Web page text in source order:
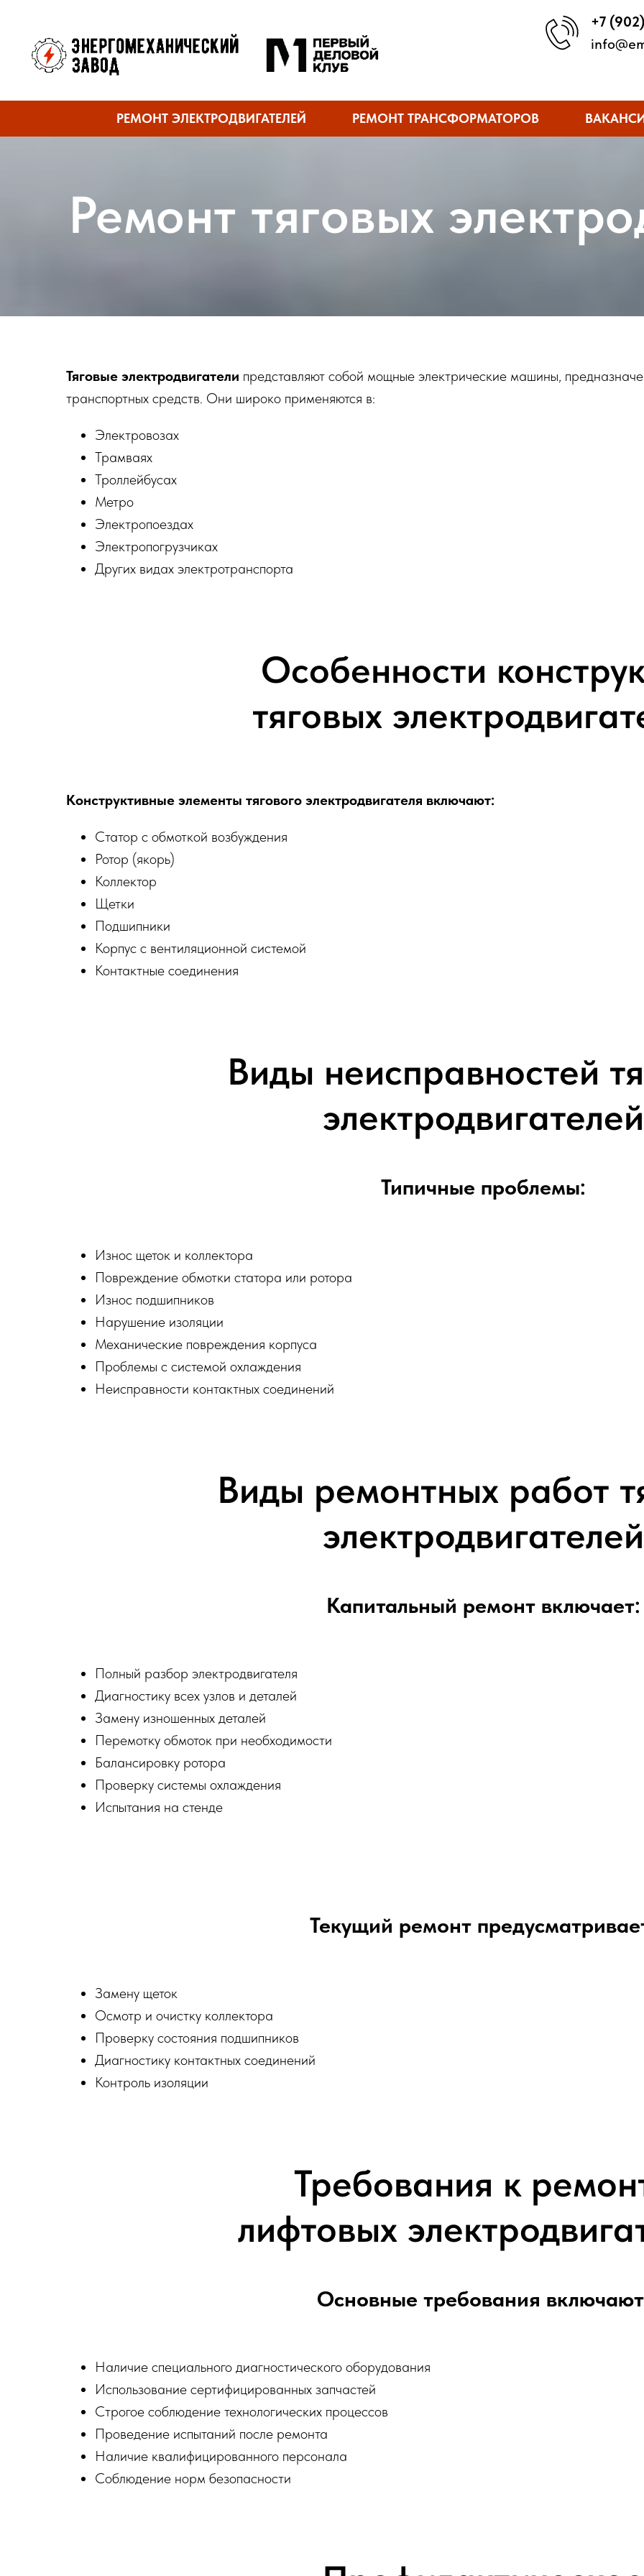
+7
РЕМОНТ ЭЛЕКТРОДВИГАТЕЛЕЙ РЕМОНТ ТРАНСФОРМАТОРОВ
Ремонт тяговых
Тяговые электродвигатели представляют собой мощные электрические машины,
транспортных средств. Они широко применяются в:
Электровозах
Трамваях
Троллейбусах
Метро
Электропоездах
Электропогрузчиках
Других видах электротранспорта
Особенности
тяговых
Конструктивные элементы тягового электродвигателя включают:
Статор с обмоткой возбуждения
Ротор (якорь)
Коллектор
Щетки
Подшипники
Корпус с вентиляционной системой
Контактные соединения
Виды неисправностей
электродвигателей
Типичные проблемы:
Износ щеток и коллектора
Повреждение обмотки статора или ротора
Износ подшипников
Нарушение изоляции
Механические повреждения корпуса
Проблемы с системой охлаждения
Неисправности контактных соединений
Виды ремонтных работ
электродвигателей
Капитальный ремонт включает:
Полный разбор электродвигателя
Диагностику всех узлов и деталей
Замену изношенных деталей
Перемотку обмоток при необходимости
Балансировку ротора
Проверку системы охлаждения
Испытания на стенде
Текущий ремонт
Замену щеток
Осмотр и очистку коллектора
Проверку состояния подшипников
Диагностику контактных соединений
Контроль изоляции
Требования к
лифтовых
Основные требования
Наличие специального диагностического оборудования
Использование сертифицированных запчастей
Строгое соблюдение технологических процессов
Проведение испытаний после ремонта
Наличие квалифицированного персонала
Соблюдение норм безопасности